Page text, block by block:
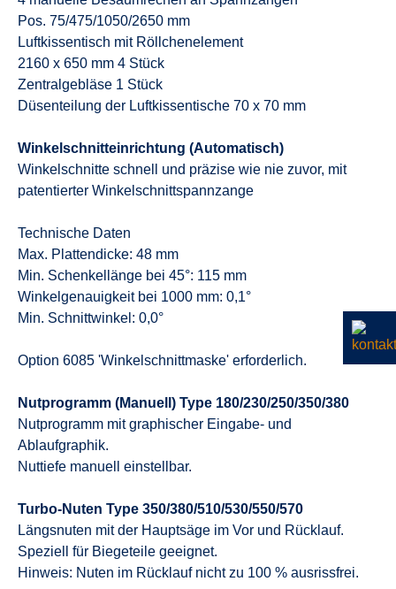
Pos. 75/475/1050/2650 mm
Luftkissentisch mit Röllchenelement
2160 x 650 mm 4 Stück
Zentralgebläse 1 Stück
Düsenteilung der Luftkissentische 70 x 70 mm
Winkelschnitteinrichtung (Automatisch)
Winkelschnitte schnell und präzise wie nie zuvor, mit
patentierter Winkelschnittspannzange
Technische Daten
Max. Plattendicke: 48 mm
Min. Schenkellänge bei 45°: 115 mm
Winkelgenauigkeit bei 1000 mm: 0,1°
Min. Schnittwinkel: 0,0°
Option 6085 'Winkelschnittmaske' erforderlich.
Nutprogramm (Manuell) Type 180/230/250/350/380
Nutprogramm mit graphischer Eingabe- und
Ablaufgraphik.
Nuttiefe manuell einstellbar.
Turbo-Nuten Type 350/380/510/530/550/570
Längsnuten mit der Hauptsäge im Vor und Rücklauf.
Speziell für Biegeteile geeignet.
Hinweis: Nuten im Rücklauf nicht zu 100 % ausrissfrei.